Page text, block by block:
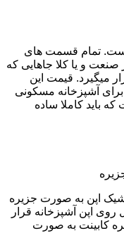
است. تمام قسمت های
صنعت و یا کلا جاهایی که
میگیرد. قیمت این
آشپزخانه مسکونی
باید کاملا ساده
اپن به صورت جزیره
روی اپن آشپزخانه قرار
کابینت به صورت